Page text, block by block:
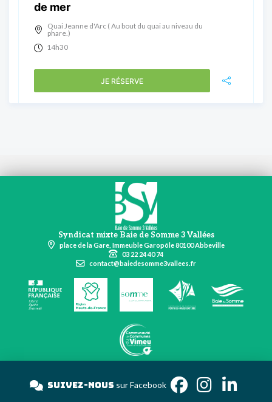
de mer
Quai Jeanne d'Arc ( Au bout du quai au niveau du
phare.)
14h30
JE RÉSERVE
Syndicat mixte Baie de Somme 3 Vallées
place de la Gare, Immeuble Garopôle 80100 Abbeville
03 22 24 40 74
contact@baiedesomme3vallees.fr
Suivez-noussur Faceb